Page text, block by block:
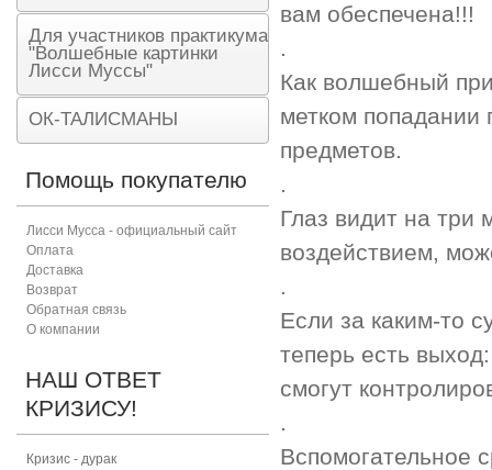
вам обеспечена!!!
.
Как волшебный
метком попадании
предметов.
.
Глаз видит на три
воздействием,
.
Если за каким-то
теперь есть
смогут
.
Вспомогательное
Для участников практикума
"Волшебные картинки
Лисси Муссы"
ОК-ТАЛИСМАНЫ
Помощь покупателю
Лисси Мусса - официальный сайт
Оплата
Доставка
Возврат
Обратная связь
О компании
НАШ ОТВЕТ
КРИЗИСУ!
Кризис - дурак